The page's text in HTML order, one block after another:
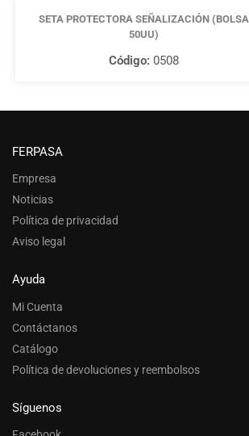
SETA PROTECTORA SEÑALIZACIÓN (BOLSA
50UU)
Código: 0508
FERPASA
Empresa
Noticias
Política de privacidad
Aviso legal
Ayuda
Mi Cuenta
Contáctanos
Catálogo
Política de devoluciones y reembolsos
Síguenos